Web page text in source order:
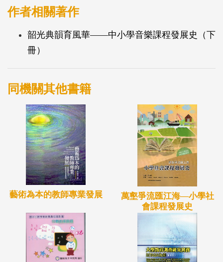
作者相關著作
韶光典韻育風華——中小學音樂課程發展史（下
冊）
同機關其他書籍
藝術為本的教師專業發展
萬壑爭流匯江海—小學社
會課程發展史